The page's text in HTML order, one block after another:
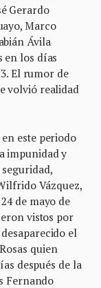
Gerardo
Marco
Ávila
en los días
El rumor de
volvió realidad
este periodo
impunidad y
Vázquez,
de mayo de
vistos por
el
quien
después de la
Fernando